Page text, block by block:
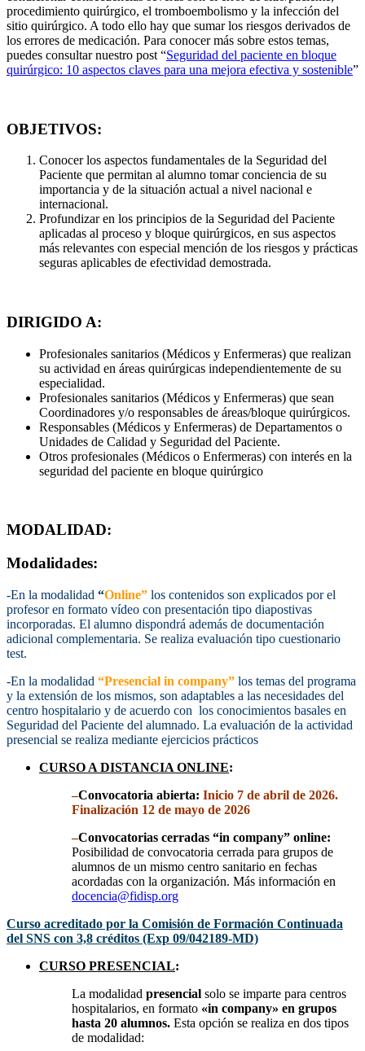
procedimiento quirúrgico, el tromboembolismo y la infección del
sitio quirúrgico. A todo ello hay que sumar los riesgos derivados de
los errores de medicación. Para conocer más sobre estos temas,
puedes consultar nuestro post “Seguridad del paciente en bloque
quirúrgico: 10 aspectos claves para una mejora efectiva y sostenible”
OBJETIVOS:
Conocer los aspectos fundamentales de la Seguridad del
Paciente que permitan al alumno tomar conciencia de su
importancia y de la situación actual a nivel nacional e
internacional.
Profundizar en los principios de la Seguridad del Paciente
aplicadas al proceso y bloque quirúrgicos, en sus aspectos
más relevantes con especial mención de los riesgos y prácticas
seguras aplicables de efectividad demostrada.
DIRIGIDO A:
Profesionales sanitarios (Médicos y Enfermeras) que realizan
su actividad en áreas quirúrgicas independientemente de su
especialidad.
Profesionales sanitarios (Médicos y Enfermeras) que sean
Coordinadores y/o responsables de áreas/bloque quirúrgicos.
Responsables (Médicos y Enfermeras) de Departamentos o
Unidades de Calidad y Seguridad del Paciente.
Otros profesionales (Médicos o Enfermeras) con interés en la
seguridad del paciente en bloque quirúrgico
MODALIDAD:
Modalidades:
-En la modalidad “Online” los contenidos son explicados por el
profesor en formato vídeo con presentación tipo diapostivas
incorporadas. El alumno dispondrá además de documentación
adicional complementaria. Se realiza evaluación tipo cuestionario
test.
-En la modalidad “Presencial in company” los temas del programa
y la extensión de los mismos, son adaptables a las necesidades del
centro hospitalario y de acuerdo con los conocimientos basales en
Seguridad del Paciente del alumnado. La evaluación de la actividad
presencial se realiza mediante ejercicios prácticos
CURSO A DISTANCIA ONLINE:
–Convocatoria abierta: Inicio 7 de abril de 2026.
Finalización 12 de mayo de 2026
–Convocatorias cerradas “in company” online:
Posibilidad de convocatoria cerrada para grupos de
alumnos de un mismo centro sanitario en fechas
acordadas con la organización. Más información en
docencia@fidisp.org
Curso acreditado por la Comisión de Formación Continuada
del SNS con 3,8 créditos (Exp 09/042189-MD)
CURSO PRESENCIAL:
La modalidad presencial solo se imparte para centros
hospitalarios, en formato «in company» en grupos
hasta 20 alumnos. Esta opción se realiza en dos tipos
de modalidad: